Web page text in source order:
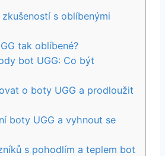
s ⁢oblíbenými
tak oblíbené?
bot UGG:‌ Co ⁣být
o⁣ boty ⁤UGG a prodloužit⁢
boty UGG a vyhnout se
s pohodlím a ⁤teplem bot